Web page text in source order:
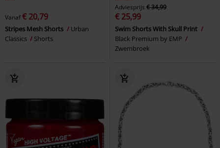
Vanaf€ 20,79
Stripes Mesh Shorts
Urban
Classics
Shorts
Adviesprijs € 34,99
€ 25,99
Swim Shorts With Skull Print
Black Premium by EMP
Zwembroek